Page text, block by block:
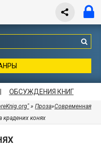
ОБСУЖДЕНИЯ КНИГ
» Проза»Современная
крадених конях